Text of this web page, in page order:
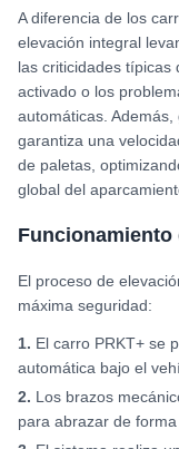
A diferencia de los
elevación integral
las criticidades
activado o los
automáticas.
garantiza una
de paletas,
global del
Funcionamiento
El proceso de
máxima seguridad:
1. El carro PRKT+ se
automática bajo el
2. Los brazos
para abrazar de